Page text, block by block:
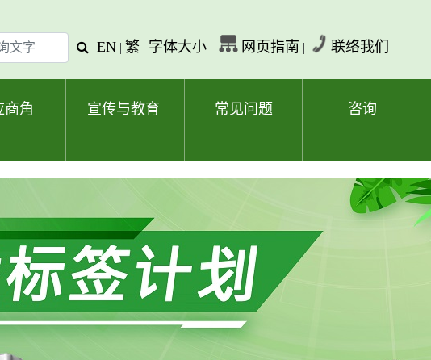
查
字
EN | 繁 | 字体大小 | 网页指南 | 联络我们
商角 宣传与教育 常见问题 咨询